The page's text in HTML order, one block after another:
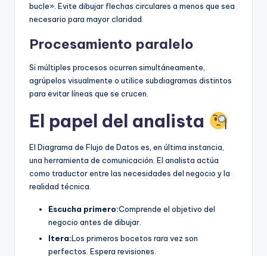
bucle». Evite dibujar flechas circulares a menos que sea
necesario para mayor claridad.
Procesamiento paralelo
Si múltiples procesos ocurren simultáneamente,
agrúpelos visualmente o utilice subdiagramas distintos
para evitar líneas que se crucen.
El papel del analista
El Diagrama de Flujo de Datos es, en última instancia,
una herramienta de comunicación. El analista actúa
como traductor entre las necesidades del negocio y la
realidad técnica.
Escucha primero:Comprende el objetivo del
negocio antes de dibujar.
Itera:Los primeros bocetos rara vez son
perfectos. Espera revisiones.